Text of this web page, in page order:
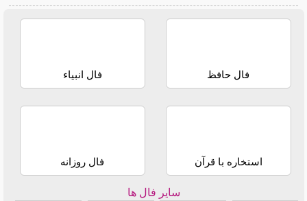
فال حافظ فال انبیاء
استخاره با قرآن فال روزانه
سایر فال ها